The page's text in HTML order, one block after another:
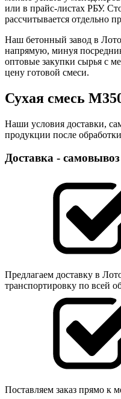
или в прайс-листах РБУ.
рассчитывается отдельно
Наш бетонный завод в
напрямую, минуя
оптовые закупки сырья с
цену готовой смеси.
Сухая смесь
Наши условия доставки,
продукции после обработки
Доставка - самовывоз
Предлагаем доставку в
транспортировку по всей
Поставляем заказ прямо к